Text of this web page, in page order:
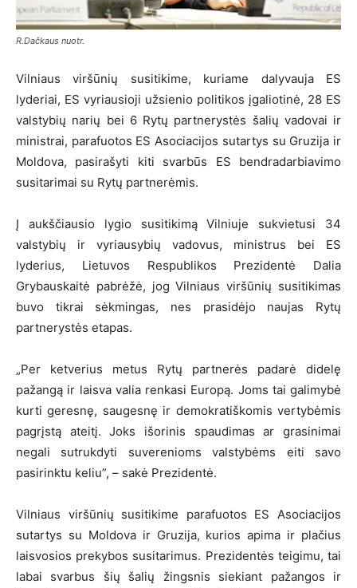
R.Dačkaus nuotr.
Vilniaus viršūnių susitikime, kuriame dalyvauja ES
lyderiai, ES vyriausioji užsienio politikos įgaliotinė, 28 ES
valstybių narių bei 6 Rytų partnerystės šalių vadovai ir
ministrai, parafuotos ES Asociacijos sutartys su Gruzija ir
Moldova, pasirašyti kiti svarbūs ES bendradarbiavimo
susitarimai su Rytų partnerėmis.
Į aukščiausio lygio susitikimą Vilniuje sukvietusi 34
valstybių ir vyriausybių vadovus, ministrus bei ES
lyderius, Lietuvos Respublikos Prezidentė Dalia
Grybauskaitė pabrėžė, jog Vilniaus viršūnių susitikimas
buvo tikrai sėkmingas, nes prasidėjo naujas Rytų
partnerystės etapas.
„Per ketverius metus Rytų partnerės padarė didelę
pažangą ir laisva valia renkasi Europą. Joms tai galimybė
kurti geresnę, saugesnę ir demokratiškomis vertybėmis
pagrįstą ateitį. Joks išorinis spaudimas ar grasinimai
negali sutrukdyti suverenioms valstybėms eiti savo
pasirinktu keliu”, – sakė Prezidentė.
Vilniaus viršūnių susitikime parafuotos ES Asociacijos
sutartys su Moldova ir Gruzija, kurios apima ir plačius
laisvosios prekybos susitarimus. Prezidentės teigimu, tai
labai svarbus šių šalių žingsnis siekiant pažangos ir